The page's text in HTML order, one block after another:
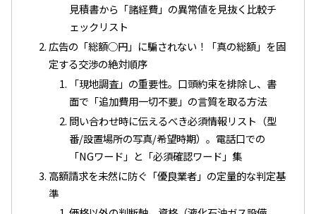
見積書から「諸経費」の異常値を見抜く比較チ
ェックリスト
広告の「総額◯円」に騙されない！「真の総額」を固
定する交渉の絶対順序
「現地調査」の重要性。口頭約束を排除し、書
面で「追加費用一切不要」の言質を取る方法
問い合わせ時に伝えるべき必須情報リスト（型
番/設置場所の写真/希望時期）。電話口での
「NGワード」と「必須確認ワード」集
高額請求を未然に防ぐ「優良業者」の定量的な判定基
準